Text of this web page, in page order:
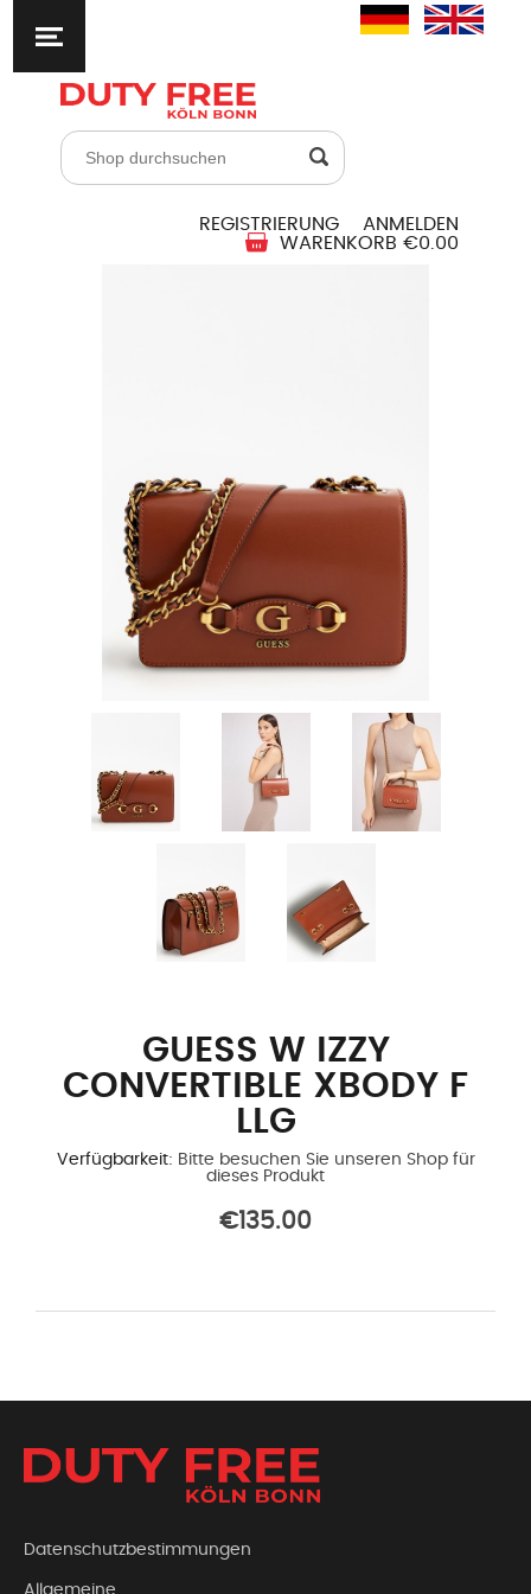
REGISTRIERUNG
ANMELDEN
WARENKORB €0.00
GUESS W IZZY
CONVERTIBLE XBODY F
LLG
Verfügbarkeit: Bitte besuchen Sie unseren Shop für
dieses Produkt
€135.00
Datenschutzbestimmungen
Allgemeine